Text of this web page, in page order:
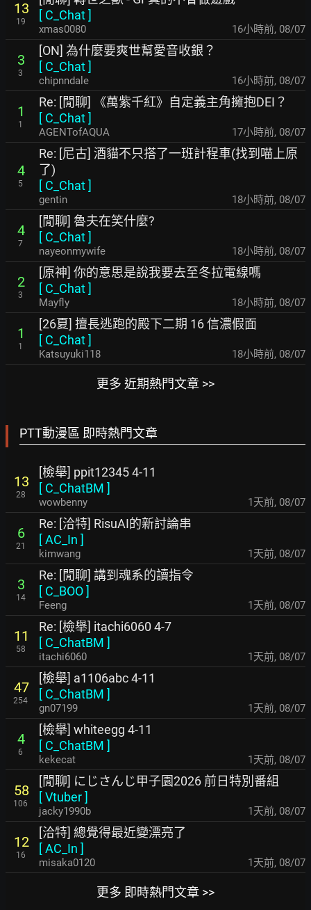
13
19
[ C_Chat]
xmas0080 16小時前, 08/07
3
3
[ON] 為什麼要爽世幫愛音收銀？
[ C_Chat]
chipnndale 16小時前, 08/07
1
1
Re: [閒聊] 《萬紫千紅》自定義主角擁抱DEI？
[ C_Chat]
AGENTofAQUA 17小時前, 08/07
4
5
Re: [尼古] 酒貓不只搭了一班計程車(找到喵上原
了)
[ C_Chat]
gentin 18小時前, 08/07
4
7
[閒聊] 魯夫在笑什麼?
[ C_Chat]
nayeonmywife 18小時前, 08/07
2
3
[原神] 你的意思是說我要去至冬拉電線嗎
[ C_Chat]
Mayfly 18小時前, 08/07
1
1
[26夏] 擅長逃跑的殿下二期 16 信濃假面
[ C_Chat]
Katsuyuki118 18小時前, 08/07
更多 近期熱門文章 >>
PTT動漫區 即時熱門文章
13
28
[檢舉] ppit12345 4-11
[ C_ChatBM ]
wowbenny 1天前, 08/07
6
21
Re: [洽特] RisuAI的新討論串
[AC_In ]
kimwang 1天前, 08/07
3
14
Re: [閒聊] 講到魂系的讀指令
[ C_BOO]
Feeng 1天前, 08/07
11
58
Re: [檢舉] itachi6060 4-7
[ C_ChatBM ]
itachi6060 1天前, 08/07
47
254
[檢舉] a1106abc 4-11
[ C_ChatBM ]
gn07199 1天前, 08/07
4
6
[檢舉] whiteegg 4-11
[ C_ChatBM ]
kekecat 1天前, 08/07
58
106
[閒聊] にじさんじ甲子園2026 前日特別番組
[Vtuber]
jacky1990b 1天前, 08/07
12
16
[洽特] 總覺得最近變漂亮了
[AC_In ]
misaka0120 1天前, 08/07
更多 即時熱門文章 >>